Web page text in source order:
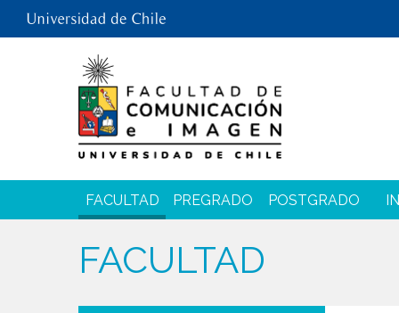
FACULTAD PREGRADO POSTGRADO
FACULTAD